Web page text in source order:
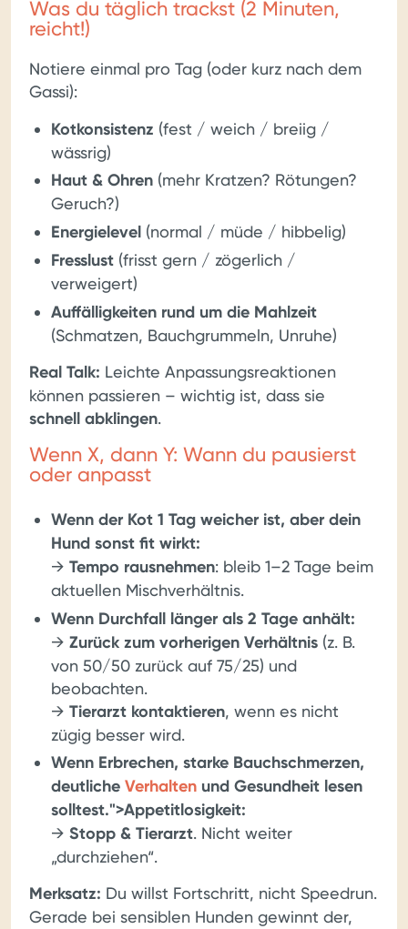
Was du täglich trackst (2 Minuten,
reicht!)
Notiere einmal pro Tag (oder kurz nach dem
Gassi):
Kotkonsistenz (fest / weich / breiig /
wässrig)
Haut & Ohren (mehr Kratzen? Rötungen?
Geruch?)
Energielevel (normal / müde / hibbelig)
Fresslust (frisst gern / zögerlich /
verweigert)
Auffälligkeiten rund um die Mahlzeit
(Schmatzen, Bauchgrummeln, Unruhe)
Real Talk: Leichte Anpassungsreaktionen
können passieren – wichtig ist, dass sie
schnell abklingen.
Wenn X, dann Y: Wann du pausierst
oder anpasst
Wenn der Kot 1 Tag weicher ist, aber dein
Hund sonst fit wirkt:
→ Tempo rausnehmen: bleib 1–2 Tage beim
aktuellen Mischverhältnis.
Wenn Durchfall länger als 2 Tage anhält:
→ Zurück zum vorherigen Verhältnis (z. B.
von 50/50 zurück auf 75/25) und
beobachten.
→ Tierarzt kontaktieren, wenn es nicht
zügig besser wird.
Wenn Erbrechen, starke Bauchschmerzen,
deutliche Verhalten und Gesundheit lesen
solltest.">Appetitlosigkeit:
→ Stopp & Tierarzt. Nicht weiter
„durchziehen“.
Merksatz: Du willst Fortschritt, nicht Speedrun.
Gerade bei sensiblen Hunden gewinnt der,